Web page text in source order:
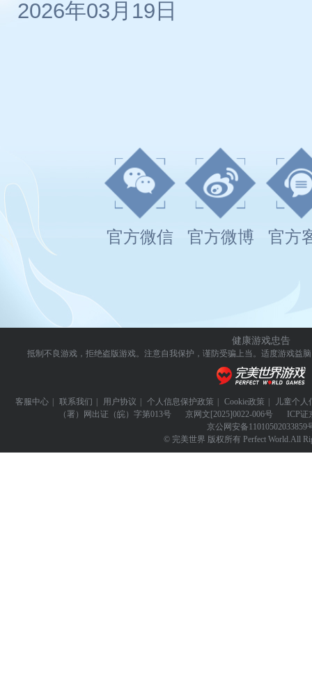
2026年03月19日
官方微信 官方微博 官方
健康游戏忠告
抵制不良游戏，拒绝盗版游戏。注意自我保护，谨防受骗上当。 适度游戏益
客服中心 | 联系我们 | 用户协议 | 个人信息保护政策 | Cookie政策 |
儿童个人
（署）网出证（皖）字第013号
京网文[2025]0022-006号 ICP证
京公网安备11010502033859
© 完美世界 版权所有 Perfect World.All